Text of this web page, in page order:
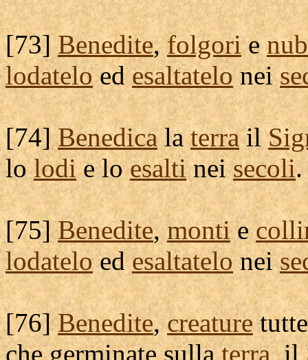
[73]Benedite,folgorie
lodateloedesaltatelonei
[74]Benedicalaterrail
lolodie loesaltineisecoli.
[75]Benedite,montie
lodateloedesaltatelonei
[76]Benedite,creaturetutte
chegerminatesullaterra, il